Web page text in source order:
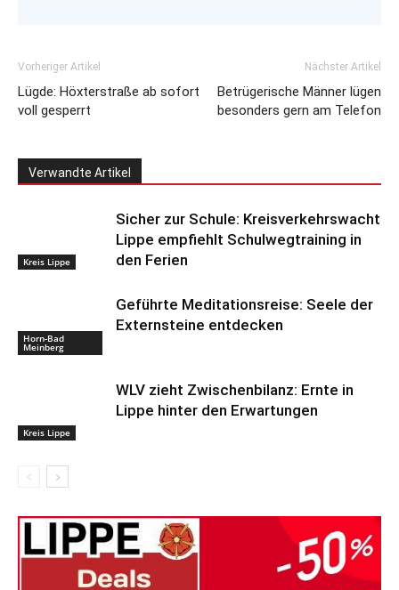
Vorheriger Artikel
Lügde: Höxterstraße ab sofort
voll gesperrt
Nächster Artikel
Betrügerische Männer lügen
besonders gern am Telefon
Verwandte Artikel
Kreis Lippe
Sicher zur Schule: Kreisverkehrswacht
Lippe empfiehlt Schulwegtraining in
den Ferien
Horn-Bad
Meinberg
Geführte Meditationsreise: Seele der
Externsteine entdecken
Kreis Lippe
WLV zieht Zwischenbilanz: Ernte in
Lippe hinter den Erwartungen